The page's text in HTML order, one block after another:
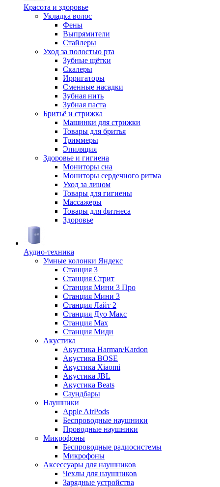
Красота и здоровье
Укладка волос
Фены
Выпрямители
Стайлеры
Уход за полостью рта
Зубные щётки
Скалеры
Ирригаторы
Сменные насадки
Зубная нить
Зубная паста
Бритьё и стрижка
Машинки для стрижки
Товары для бритья
Триммеры
Эпиляция
Здоровье и гигиена
Мониторы сна
Мониторы сердечного ритма
Уход за лицом
Товары для гигиены
Массажеры
Товары для фитнеса
Здоровье
Аудио-техника
Умные колонки Яндекс
Станция 3
Станция Стрит
Станция Мини 3 Про
Станция Мини 3
Станция Лайт 2
Станция Дуо Макс
Станция Max
Станция Миди
Акустика
Акустика Harman/Kardon
Акустика BOSE
Акустика Xiaomi
Акустика JBL
Акустика Beats
Саундбары
Наушники
Apple AirPods
Беспроводные наушники
Проводные наушники
Микрофоны
Беспроводные радиосистемы
Микрофоны
Аксессуары для наушников
Чехлы для наушников
Зарядные устройства